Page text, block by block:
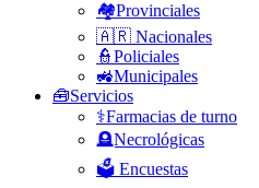
🏘️Provinciales
🇦🇷 Nacionales
👮Policiales
🚜Municipales
🧰Servicios
⚕️Farmacias de turno
🪦Necrológicas
🗳️ Encuestas